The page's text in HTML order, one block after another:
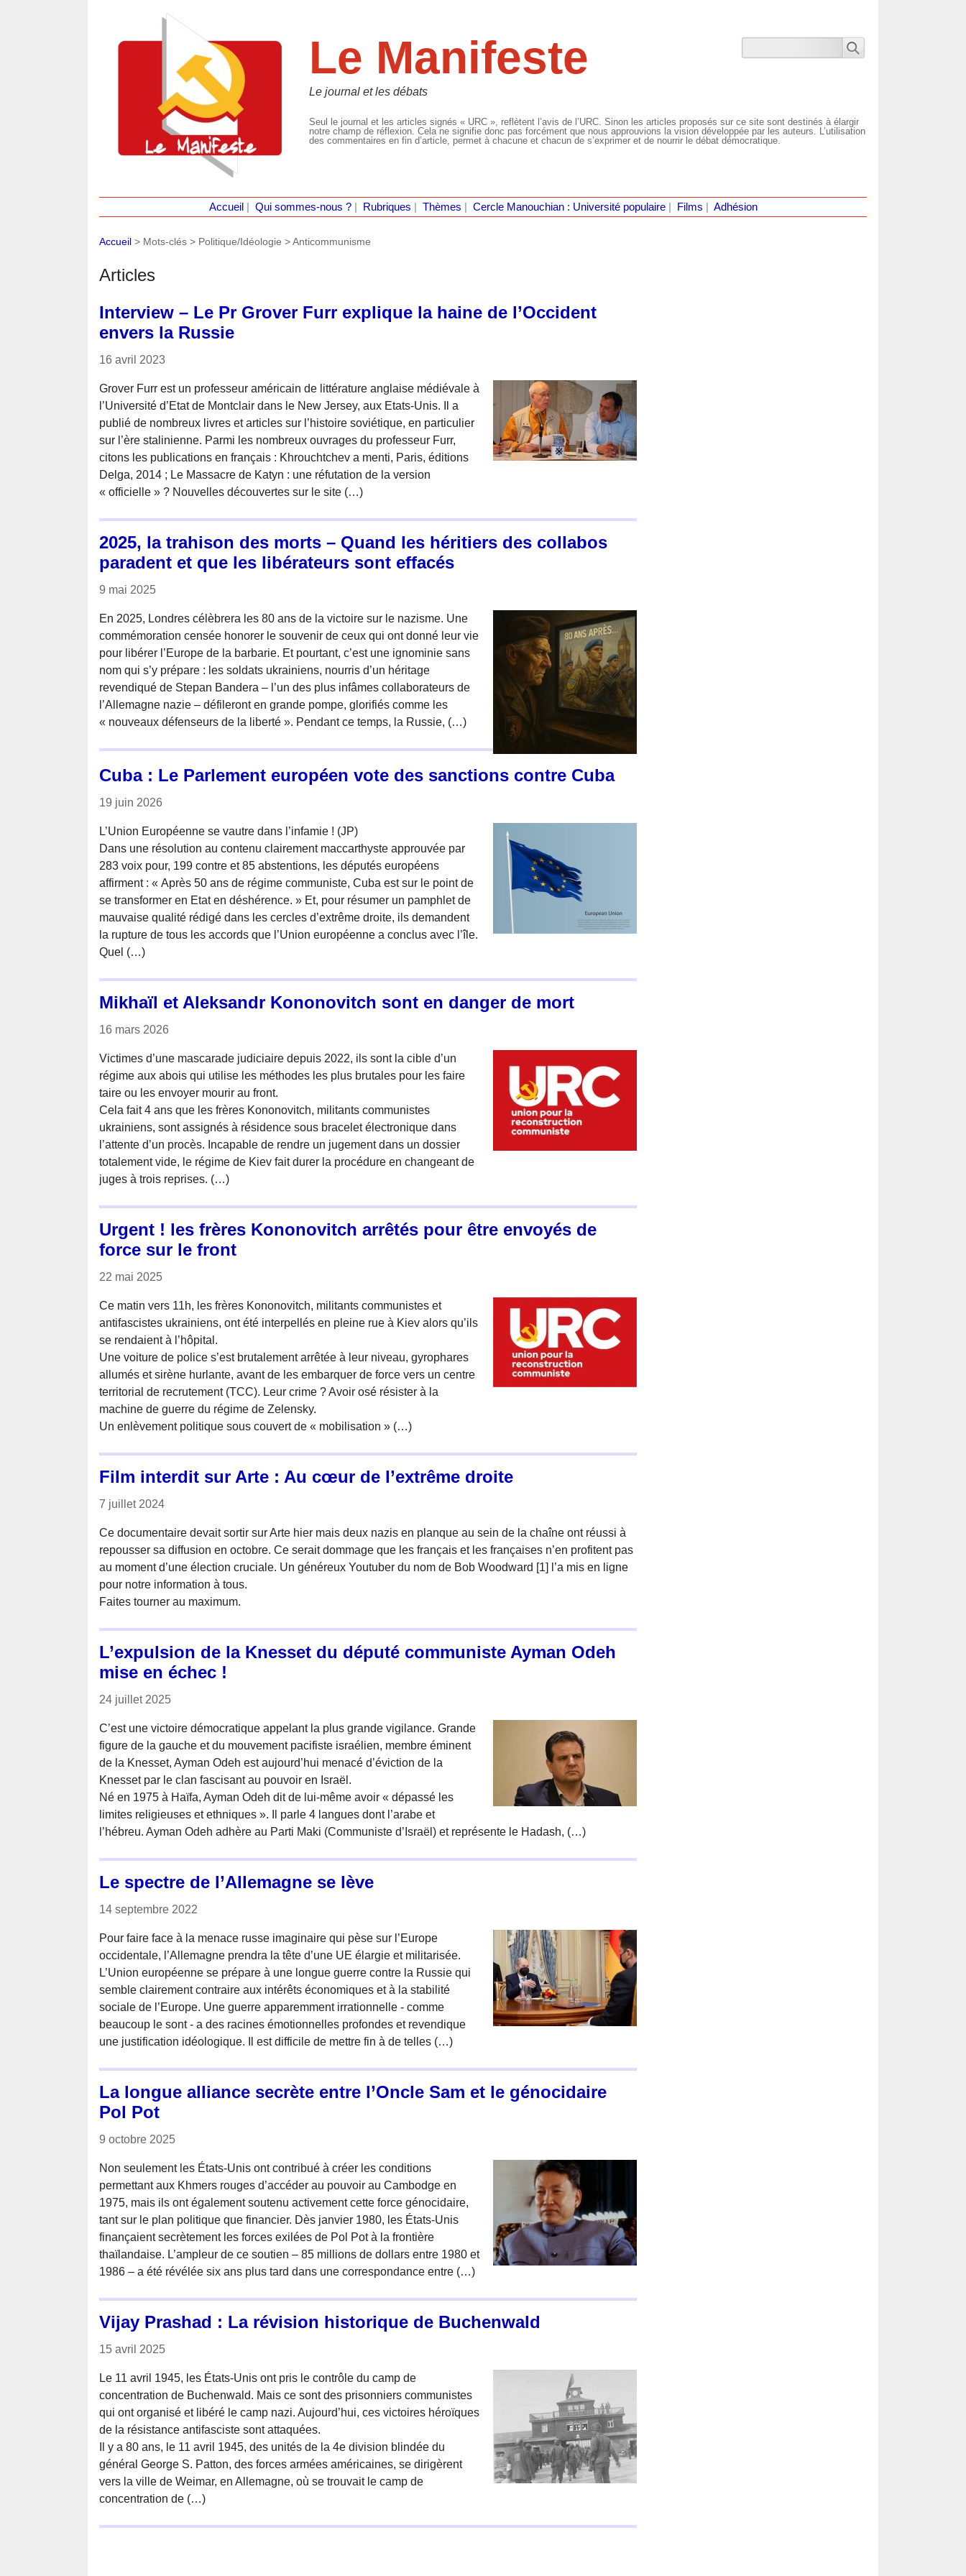
Le Manifeste
Le journal et les débats
Seul le journal et les articles signés « URC », reflètent l’avis de l’URC. Sinon les articles proposés sur ce site sont destinés à élargir
notre champ de réflexion. Cela ne signifie donc pas forcément que nous approuvions la vision développée par les auteurs. L’utilisation
des commentaires en fin d’article, permet à chacune et chacun de s’exprimer et de nourrir le débat démocratique.
Accueil Qui sommes-nous ?| Rubriques Thèmes Cercle Manouchian : Université populaire| Films Adhésion
Accueil > Mots-clés > Politique/Idéologie >Anticommunisme
Articles
Interview – Le Pr Grover Furr explique la haine de l’Occident
envers la Russie
16 avril 2023
Grover Furr est un professeur américain de littérature anglaise médiévale à
l’Université d’Etat de Montclair dans le New Jersey, aux Etats-Unis. Il a
publié de nombreux livres et articles sur l’histoire soviétique, en particulier
sur l’ère stalinienne. Parmi les nombreux ouvrages du professeur Furr,
citons les publications en français : Khrouchtchev a menti, Paris, éditions
Delga, 2014 ; Le Massacre de Katyn : une réfutation de la version
« officielle » ? Nouvelles découvertes sur le site (…)
2025, la trahison des morts – Quand les héritiers des collabos
paradent et que les libérateurs sont effacés
9 mai 2025
En 2025, Londres célèbrera les 80 ans de la victoire sur le nazisme. Une
commémoration censée honorer le souvenir de ceux qui ont donné leur vie
pour libérer l’Europe de la barbarie. Et pourtant, c’est une ignominie sans
nom qui s’y prépare : les soldats ukrainiens, nourris d’un héritage
revendiqué de Stepan Bandera – l’un des plus infâmes collaborateurs de
l’Allemagne nazie – défileront en grande pompe, glorifiés comme les
« nouveaux défenseurs de la liberté ». Pendant ce temps, la Russie, (…)
Cuba : Le Parlement européen vote des sanctions contre Cuba
19 juin 2026
L’Union Européenne se vautre dans l’infamie ! (JP)
Dans une résolution au contenu clairement maccarthyste approuvée par
283 voix pour, 199 contre et 85 abstentions, les députés européens
affirment : « Après 50 ans de régime communiste, Cuba est sur le point de
se transformer en Etat en déshérence. » Et, pour résumer un pamphlet de
mauvaise qualité rédigé dans les cercles d’extrême droite, ils demandent
la rupture de tous les accords que l’Union européenne a conclus avec l’île.
Quel (…)
Mikhaïl et Aleksandr Kononovitch sont en danger de mort
16 mars 2026
Victimes d’une mascarade judiciaire depuis 2022, ils sont la cible d’un
régime aux abois qui utilise les méthodes les plus brutales pour les faire
taire ou les envoyer mourir au front.
Cela fait 4 ans que les frères Kononovitch, militants communistes
ukrainiens, sont assignés à résidence sous bracelet électronique dans
l’attente d’un procès. Incapable de rendre un jugement dans un dossier
totalement vide, le régime de Kiev fait durer la procédure en changeant de
juges à trois reprises. (…)
Urgent ! les frères Kononovitch arrêtés pour être envoyés de
force sur le front
22 mai 2025
Ce matin vers 11h, les frères Kononovitch, militants communistes et
antifascistes ukrainiens, ont été interpellés en pleine rue à Kiev alors qu’ils
se rendaient à l’hôpital.
Une voiture de police s’est brutalement arrêtée à leur niveau, gyrophares
allumés et sirène hurlante, avant de les embarquer de force vers un centre
territorial de recrutement (TCC). Leur crime ? Avoir osé résister à la
machine de guerre du régime de Zelensky.
Un enlèvement politique sous couvert de « mobilisation » (…)
Film interdit sur Arte : Au cœur de l’extrême droite
7 juillet 2024
Ce documentaire devait sortir sur Arte hier mais deux nazis en planque au sein de la chaîne ont réussi à
repousser sa diffusion en octobre. Ce serait dommage que les français et les françaises n’en profitent pas
au moment d’une élection cruciale. Un généreux Youtuber du nom de Bob Woodward [1] l’a mis en ligne
pour notre information à tous.
Faites tourner au maximum.
L’expulsion de la Knesset du député communiste Ayman Odeh
mise en échec !
24 juillet 2025
C’est une victoire démocratique appelant la plus grande vigilance. Grande
figure de la gauche et du mouvement pacifiste israélien, membre éminent
de la Knesset, Ayman Odeh est aujourd’hui menacé d’éviction de la
Knesset par le clan fascisant au pouvoir en Israël.
Né en 1975 à Haïfa, Ayman Odeh dit de lui-même avoir « dépassé les
limites religieuses et ethniques ». Il parle 4 langues dont l’arabe et
l’hébreu. Ayman Odeh adhère au Parti Maki (Communiste d’Israël) et représente le Hadash, (…)
Le spectre de l’Allemagne se lève
14 septembre 2022
Pour faire face à la menace russe imaginaire qui pèse sur l’Europe
occidentale, l’Allemagne prendra la tête d’une UE élargie et militarisée.
L’Union européenne se prépare à une longue guerre contre la Russie qui
semble clairement contraire aux intérêts économiques et à la stabilité
sociale de l’Europe. Une guerre apparemment irrationnelle - comme
beaucoup le sont - a des racines émotionnelles profondes et revendique
une justification idéologique. Il est difficile de mettre fin à de telles (…)
La longue alliance secrète entre l’Oncle Sam et le génocidaire
Pol Pot
9 octobre 2025
Non seulement les États-Unis ont contribué à créer les conditions
permettant aux Khmers rouges d’accéder au pouvoir au Cambodge en
1975, mais ils ont également soutenu activement cette force génocidaire,
tant sur le plan politique que financier. Dès janvier 1980, les États-Unis
finançaient secrètement les forces exilées de Pol Pot à la frontière
thaïlandaise. L’ampleur de ce soutien – 85 millions de dollars entre 1980 et
1986 – a été révélée six ans plus tard dans une correspondance entre (…)
Vijay Prashad : La révision historique de Buchenwald
15 avril 2025
Le 11 avril 1945, les États-Unis ont pris le contrôle du camp de
concentration de Buchenwald. Mais ce sont des prisonniers communistes
qui ont organisé et libéré le camp nazi. Aujourd’hui, ces victoires héroïques
de la résistance antifasciste sont attaquées.
Il y a 80 ans, le 11 avril 1945, des unités de la 4e division blindée du
général George S. Patton, des forces armées américaines, se dirigèrent
vers la ville de Weimar, en Allemagne, où se trouvait le camp de
concentration de (…)